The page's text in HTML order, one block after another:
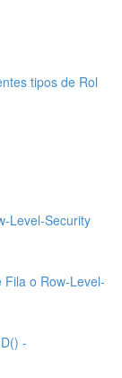
tipos de Rol
Level-Security
Fila o Row-Level-
-